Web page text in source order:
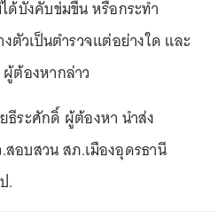
ด้บังคับข่มขืน หรือกระทำ
ตัวเป็นตำรวจแต่อย่างใด และ
ต้องหากล่าว
ธีระศักดิ์ ผู้ต้องหา นำส่ง
อบสวน สภ.เมืองอุดรธานี
.